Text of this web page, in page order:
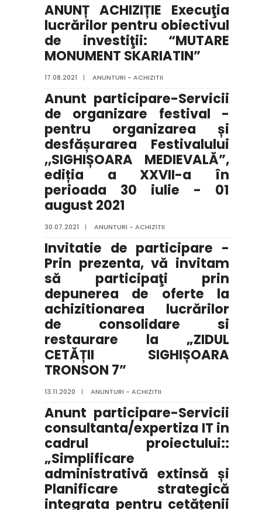
ANUNȚ ACHIZIȚIE Execuţia
lucrărilor pentru obiectivul
de investiţii: “MUTARE
MONUMENT SKARIATIN”
17.08.2021 | ANUNTURI - ACHIZITII
Anunt participare-Servicii
de organizare festival -
pentru organizarea și
desfășurarea Festivalului
,,SIGHIȘOARA MEDIEVALĂ”,
ediția a XXVII-a în
perioada 30 iulie - 01
august 2021
30.07.2021 | ANUNTURI - ACHIZITII
Invitatie de participare -
Prin prezenta, vă invitam
să participaţi prin
depunerea de oferte la
achizitionarea lucrărilor
de consolidare si
restaurare la „ZIDUL
CETĂȚII SIGHIȘOARA
TRONSON 7”
13.11.2020 | ANUNTURI - ACHIZITII
Anunt participare-Servicii
consultanta/expertiza IT in
cadrul proiectului::
„Simplificare
administrativă extinsă și
Planificare strategică
integrata pentru cetățenii